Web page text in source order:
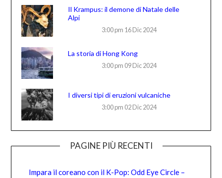
Il Krampus: il demone di Natale delle
Alpi
3:00 pm 16 Dic 2024
La storia di Hong Kong
3:00 pm 09 Dic 2024
I diversi tipi di eruzioni vulcaniche
3:00 pm 02 Dic 2024
PAGINE PIÙ RECENTI
Impara il coreano con il K-Pop: Odd Eye Circle –